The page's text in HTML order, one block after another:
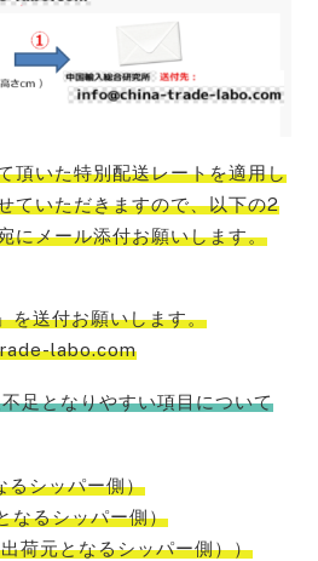
頂いた特別配送レートを適用し
ていただきますので、以下の2
にメール添付お願いします。
を送付お願いします。
labo.com
足となりやすい項目について
るシッパー側）
なるシッパー側）
荷元となるシッパー側））